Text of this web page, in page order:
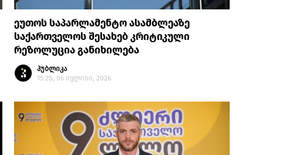
ეუთოს საპარლამენტო ასამბლეაზე
საქართველოს შესახებ კრიტიკული
რეზოლუცია განიხილება
პუბლიკა
15:28, 06 ივლისი, 2026